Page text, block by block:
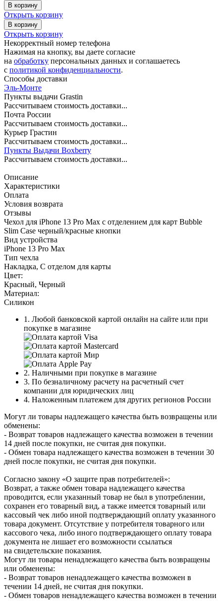
В корзину
Открыть корзину
В корзину
Открыть корзину
Некорректный номер телефона
Нажимая на кнопку, вы даете согласие
на обработку персональных данных и соглашаетесь
c политикой конфиденциальности.
Способы доставки
Эль-Монте
Пункты выдачи Grastin
Рассчитываем стоимость доставки...
Почта России
Рассчитываем стоимость доставки...
Курьер Грастин
Рассчитываем стоимость доставки...
Пункты Выдачи Boxberry
Рассчитываем стоимость доставки...
Описание
Характеристики
Оплата
Условия возврата
Отзывы
Чехол для iPhone 13 Pro Max с отделением для карт Bubble
Slim Case черный/красные кнопки
Вид устройства
iPhone 13 Pro Max
Тип чехла
Накладка, С отделом для карты
Цвет:
Красный, Черный
Материал:
Силикон
1. Любой банковской картой онлайн на сайте или при
покупке в магазине
2. Наличными при покупке в магазине
3. По безналичному расчету на расчетный счет
компании для юридических лиц
4. Наложенным платежем для других регионов России
Могут ли товары надлежащего качества быть возвращены или
обменены:
- Возврат товаров надлежащего качества возможен в течении
14 дней после покупки, не считая дня покупки.
- Обмен товара надлежащего качества возможен в течении 30
дней после покупки, не считая дня покупки.
Согласно закону «О защите прав потребителей»:
Возврат, а также обмен товара надлежащего качества
проводится, если указанный товар не был в употреблении,
сохранен его товарный вид, а также имеется товарный или
кассовый чек либо иной подтверждающий оплату указанного
товара документ. Отсутствие у потребителя товарного или
кассового чека, либо иного подтверждающего оплату товара
документа не лишает его возможности ссылаться
на свидетельские показания.
Могут ли товары ненадлежащего качества быть возвращены
или обменены:
- Возврат товаров ненадлежащего качества возможен в
течении 14 дней, не считая дня покупки.
- Обмен товаров ненадлежащего качества возможен в течении